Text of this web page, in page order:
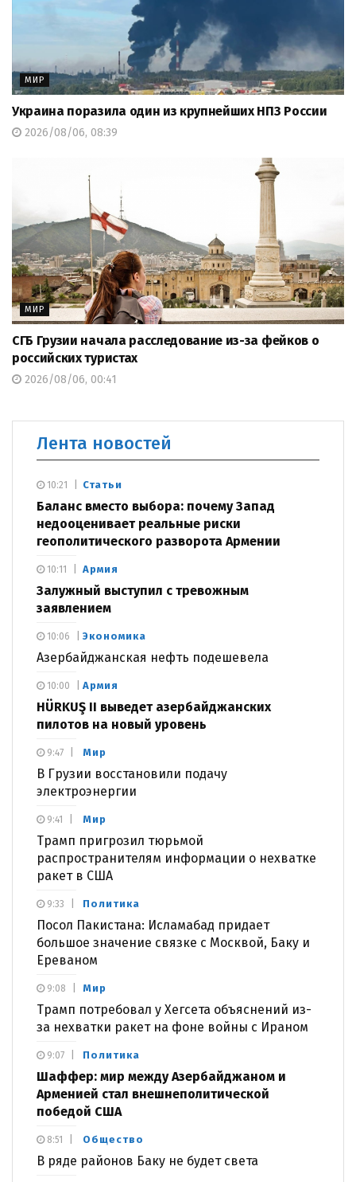
МИР
Украина поразила один из крупнейших НПЗ России
2026/08/06, 08:39
МИР
СГБ Грузии начала расследование из-за фейков о
российских туристах
2026/08/06, 00:41
Лента новостей
Статьи
Баланс вместо выбора: почему Запад
недооценивает реальные риски
геополитического разворота Армении
10:21
Армия
Залужный выступил с тревожным
заявлением
10:11
Экономика
Азербайджанская нефть подешевела
10:06
Армия
HÜRKUŞ II выведет азербайджанских
пилотов на новый уровень
10:00
Мир
В Грузии восстановили подачу
электроэнергии
9:47
Мир
Трамп пригрозил тюрьмой
распространителям информации о нехватке
ракет в США
9:41
Политика
Посол Пакистана: Исламабад придает
большое значение связке с Москвой, Баку и
Ереваном
9:33
Мир
Трамп потребовал у Хегсета объяснений из-
за нехватки ракет на фоне войны с Ираном
9:08
Политика
Шаффер: мир между Азербайджаном и
Арменией стал внешнеполитической
победой США
9:07
Общество
В ряде районов Баку не будет света
8:51